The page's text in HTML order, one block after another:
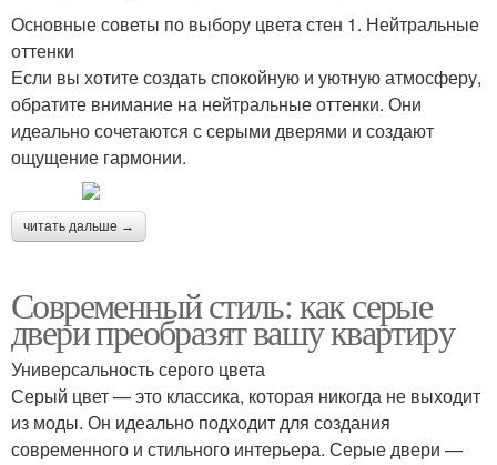
Основные советы по выбору цвета стен 1. Нейтральные
оттенки
Если вы хотите создать спокойную и уютную атмосферу,
обратите внимание на нейтральные оттенки. Они
идеально сочетаются с серыми дверями и создают
ощущение гармонии.
читать дальше →
Современный стиль: как серые
двери преобразят вашу квартиру
Универсальность серого цвета
Серый цвет — это классика, которая никогда не выходит
из моды. Он идеально подходит для создания
современного и стильного интерьера. Серые двери —